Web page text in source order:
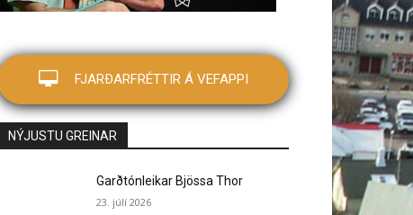
FJARÐARFRÉTTIR Á VEFAPPI
NÝJUSTU GREINAR
Garðtónleikar Bjössa Thor
23. júlí 2026